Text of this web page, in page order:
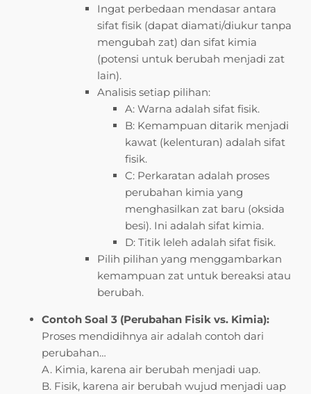
Ingat perbedaan mendasar antara
sifat fisik (dapat diamati/diukur tanpa
mengubah zat) dan sifat kimia
(potensi untuk berubah menjadi zat
lain).
Analisis setiap pilihan:
A: Warna adalah sifat fisik.
B: Kemampuan ditarik menjadi
kawat (kelenturan) adalah sifat
fisik.
C: Perkaratan adalah proses
perubahan kimia yang
menghasilkan zat baru (oksida
besi). Ini adalah sifat kimia.
D: Titik leleh adalah sifat fisik.
Pilih pilihan yang menggambarkan
kemampuan zat untuk bereaksi atau
berubah.
Contoh Soal 3 (Perubahan Fisik vs. Kimia):
Proses mendidihnya air adalah contoh dari
perubahan…
A. Kimia, karena air berubah menjadi uap.
B. Fisik, karena air berubah wujud menjadi uap